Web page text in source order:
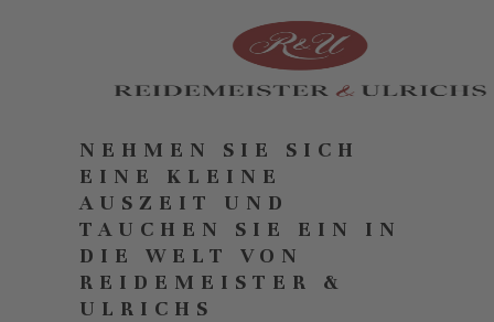
NEHMEN SIE SICH
EINE KLEINE
AUSZEIT UND
TAUCHEN SIE EIN IN
DIE WELT VON
REIDEMEISTER &
ULRICHS